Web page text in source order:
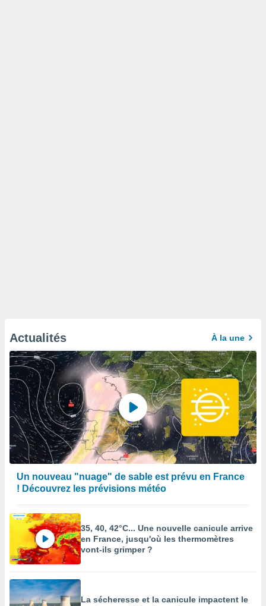
Actualités À la une
Un nouveau "nuage" de sable est prévu en France
! Découvrez les prévisions météo
35, 40, 42°C... Une nouvelle canicule arrive
en France, jusqu'où les thermomètres
vont-ils grimper ?
La sécheresse et la canicule impactent le